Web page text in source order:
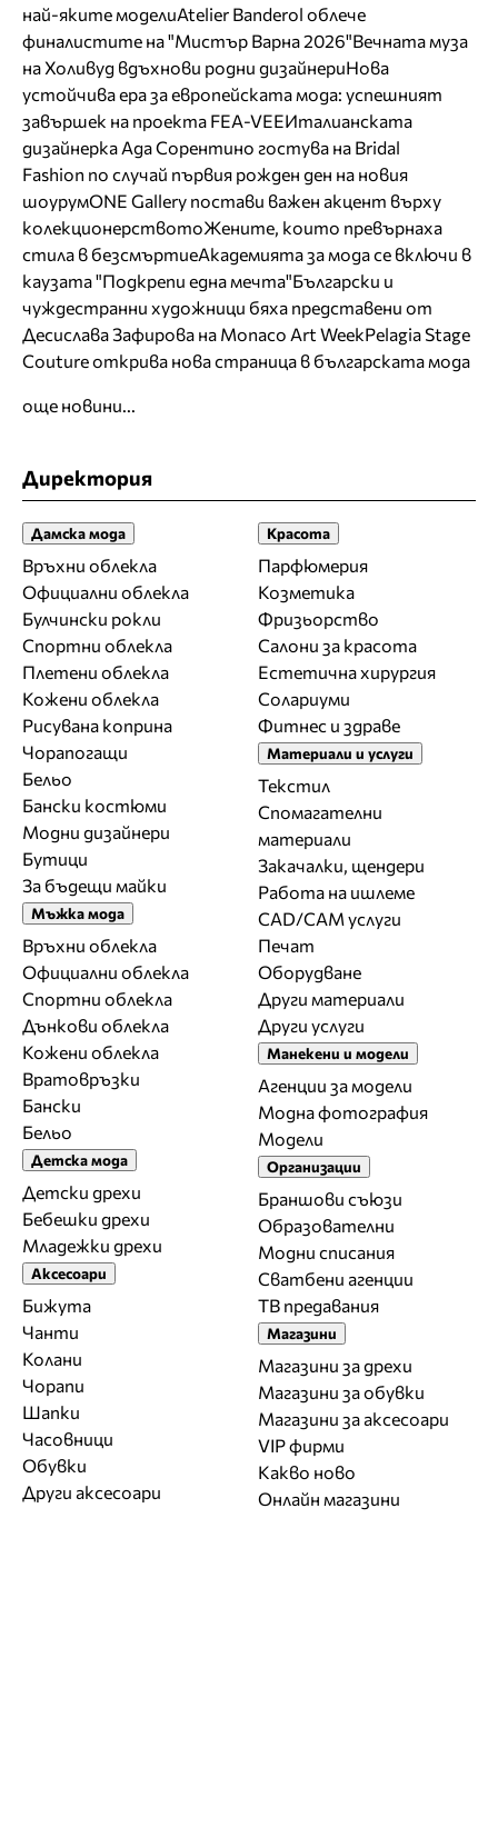
най-яките моделиAtelier Banderol облече
финалистите на "Мистър Варна 2026"Вечната муза
на Холивуд вдъхнови родни дизайнериНова
устойчива ера за европейската мода: успешният
завършек на проекта FEA-VEEИталианската
дизайнерка Ада Сорентино гостува на Bridal
Fashion по случай първия рожден ден на новия
шоурумONE Gallery постави важен акцент върху
колекционерствотоЖените, които превърнаха
стила в безсмъртиеАкадемията за мода се включи в
каузата "Подкрепи една мечта"Български и
чуждестранни художници бяха представени от
Десислава Зафирова на Monaco Art WeekPelagia Stage
Couture открива нова страница в българската мода
още новини...
Директория
Дамска мода
Връхни облекла
Официални облекла
Булчински рокли
Спортни облекла
Плетени облекла
Кожени облекла
Рисувана коприна
Чорапогащи
Бельо
Бански костюми
Модни дизайнери
Бутици
За бъдещи майки
Мъжка мода
Връхни облекла
Официални облекла
Спортни облекла
Дънкови облекла
Кожени облекла
Вратовръзки
Бански
Бельо
Детска мода
Детски дрехи
Бебешки дрехи
Младежки дрехи
Аксесоари
Бижута
Чанти
Колани
Чорапи
Шапки
Часовници
Обувки
Други аксесоари
Красота
Парфюмерия
Козметика
Фризьорство
Салони за красота
Естетична хирургия
Солариуми
Фитнес и здраве
Материали и услуги
Текстил
Спомагателни
материали
Закачалки, щендери
Работа на ишлеме
CAD/CAM услуги
Печат
Оборудване
Други материали
Други услуги
Манекени и модели
Агенции за модели
Модна фотография
Модели
Организации
Браншови съюзи
Образователни
Модни списания
Сватбени агенции
ТВ предавания
Магазини
Магазини за дрехи
Магазини за обувки
Магазини за aксесоари
VIP фирми
Какво ново
Онлайн магазини